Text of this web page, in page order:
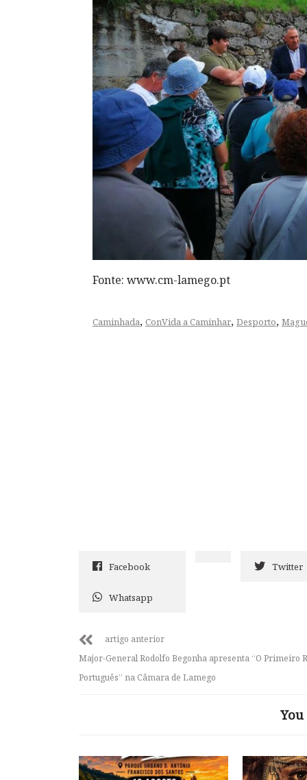
Fonte: www.cm-lamego.pt
Caminhada, ConVida a Caminhar, Desporto,
Facebook Twitter
Whatsapp
artigo anterior
Major-General Rodolfo Begonha apresenta “O Primeiro
Português” na Câmara de Lamego